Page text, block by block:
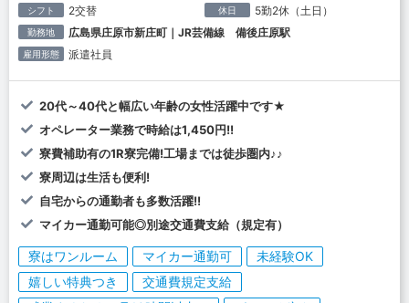
シフト 2交替 休日 5勤2休（土日）
勤務地 広島県庄原市新庄町｜JR芸備線 備後庄原駅
雇用形態 派遣社員
20代～40代と幅広い年齢の女性活躍中です★
オペレーター業務で時給は1,450円!!
寮費補助有の1R寮完備!工場までは徒歩圏内♪♪
寮周辺は生活も便利!
自宅からの通勤者も多数活躍!!
マイカー通勤可能◎別途交通費支給（規定有）
寮はワンルーム マイカー通勤可
未経験OK
嬉しい特典つき
交通費規定支給